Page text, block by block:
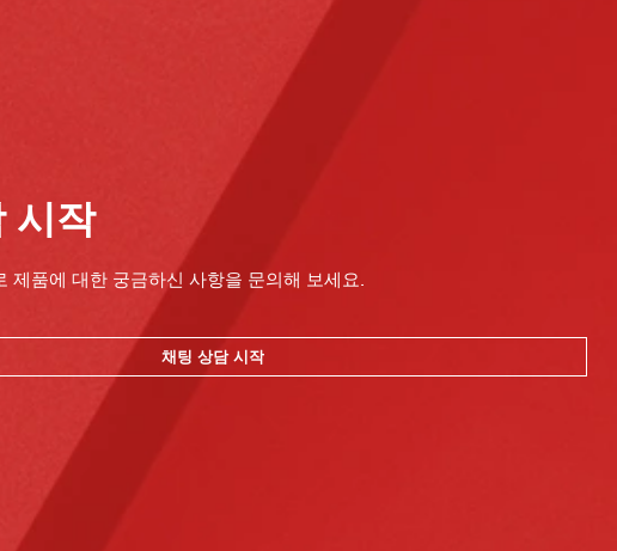
시작
제품에 대한 궁금하신 사항을 문의해 보세요.
채팅 상담 시작